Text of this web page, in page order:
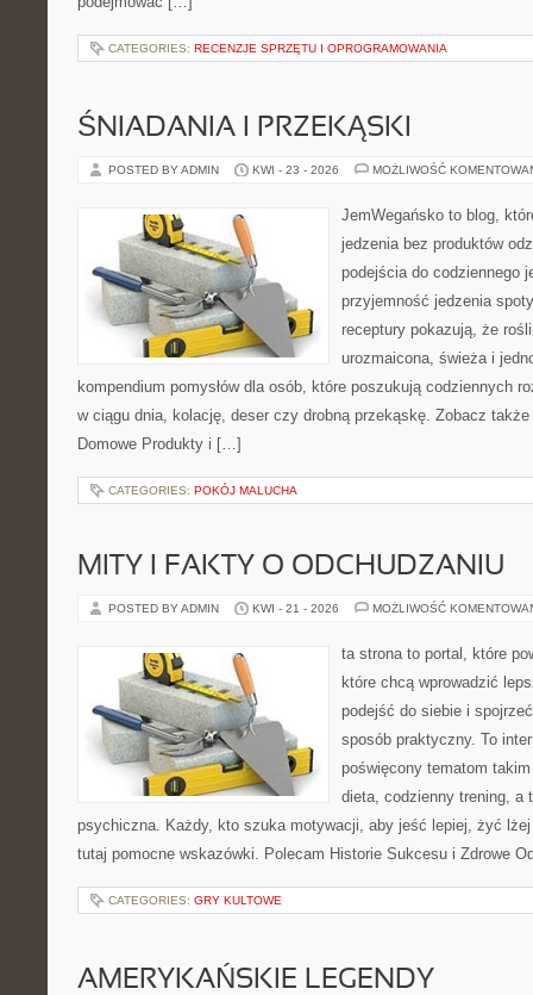
CATEGORIES: RECENZJE SPRZĘTU I OPROGRAMOWANIA
ŚNIADANIA I PRZEKĄSKI
POSTED BY ADMIN KWI - 23 - 2026 MOŻLIWOŚĆ
JemWegańsko to blog,
jedzenia bez produktów
podejścia do codziennego
przyjemność jedzenia
receptury pokazują, że
urozmaicona, świeża i
kompendium pomysłów dla osób, które poszukują codziennych
w ciągu dnia, kolację, deser czy drobną przekąskę. Zobacz
Domowe Produkty i […]
CATEGORIES: POKÓJ MALUCHA
MITY I FAKTY O ODCHUDZANIU
POSTED BY ADMIN KWI - 21 - 2026 MOŻLIWOŚĆ
ta strona to portal, które
które chcą wprowadzić
podejść do siebie i
sposób praktyczny. To
poświęcony tematom
dieta, codzienny trening, a
psychiczna. Każdy, kto szuka motywacji, aby jeść lepiej, żyć
tutaj pomocne wskazówki. Polecam Historie Sukcesu i Zdrowe
CATEGORIES: GRY KULTOWE
AMERYKAŃSKIE LEGENDY